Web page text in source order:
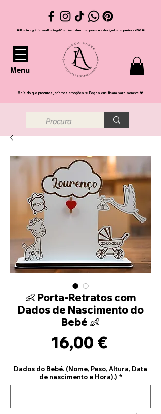
❤️ Portes grátis para Portugal Continental em compras de valor igual ou superior a 65€ ❤️
Menu
Mais do que produtos, criamos emoções ✨ Peças que ficam para sempre 💖
👶 Porta-Retratos com
Dados de Nascimento do
Bebé 👶
16,00 €
Dados do Bebé. (Nome, Peso, Altura, Data
de nascimento e Hora).) *